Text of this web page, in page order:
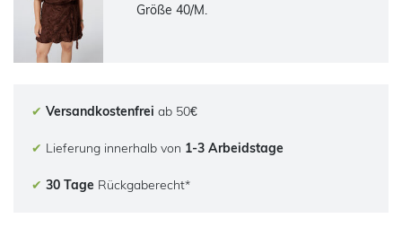
Größe 40/M.
✔ Versandkostenfrei ab 50€
✔ Lieferung innerhalb von 1-3 Arbeidstage
✔ 30 Tage Rückgaberecht*